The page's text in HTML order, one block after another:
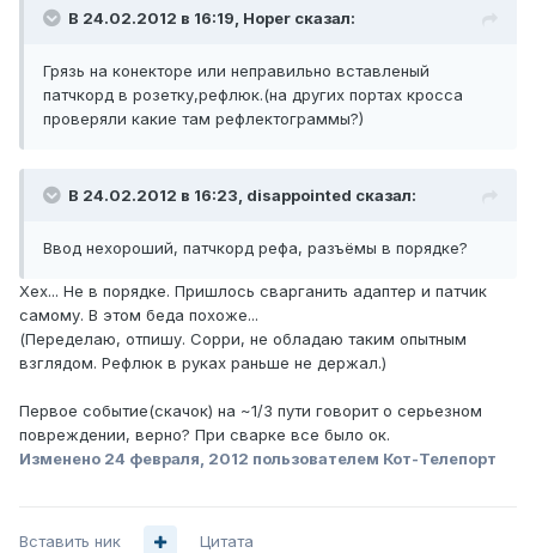
В 24.02.2012 в 16:19, Hoper сказал:
Грязь на конекторе или неправильно вставленый
патчкорд в розетку,рефлюк.(на других портах кросса
проверяли какие там рефлектограммы?)
В 24.02.2012 в 16:23, disappointed сказал:
Ввод нехороший, патчкорд рефа, разъёмы в порядке?
Хех... Не в порядке. Пришлось сварганить адаптер и патчик
самому. В этом беда похоже...
(Переделаю, отпишу. Сорри, не обладаю таким опытным
взглядом. Рефлюк в руках раньше не держал.)
Первое событие(скачок) на ~1/3 пути говорит о серьезном
повреждении, верно? При сварке все было ок.
Изменено 24 февраля, 2012 пользователем Кот-Телепорт
Вставить ник Цитата